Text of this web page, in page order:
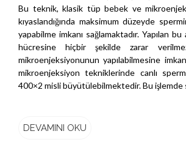
Bu teknik, klasik tüp bebek ve
kıyaslandığında maksimum düzeyde
yapabilme imkanı sağlamaktadır. Yapılan
hücresine hiçbir şekilde zarar
mikroenjeksiyonunun yapılabilmesine
mikroenjeksiyon tekniklerinde canlı
400×2 misli büyütülebilmektedir. Bu işlemde
DEVAMINI OKU